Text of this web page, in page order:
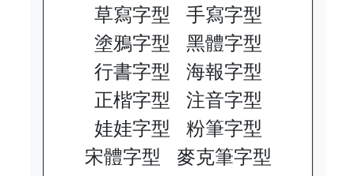
草寫字型
手寫字型
塗鴉字型
黑體字型
行書字型
海報字型
正楷字型
注音字型
娃娃字型
粉筆字型
宋體字型
麥克筆字型